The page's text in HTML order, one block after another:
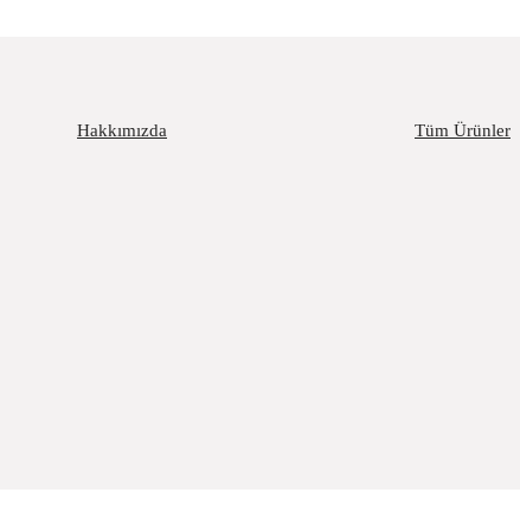
Hakkımızda Tüm Ürünler